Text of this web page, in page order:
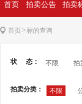
首页 拍卖公告 拍卖
首页>标的查询
状 态： 不限 拍
拍卖分类： 不限